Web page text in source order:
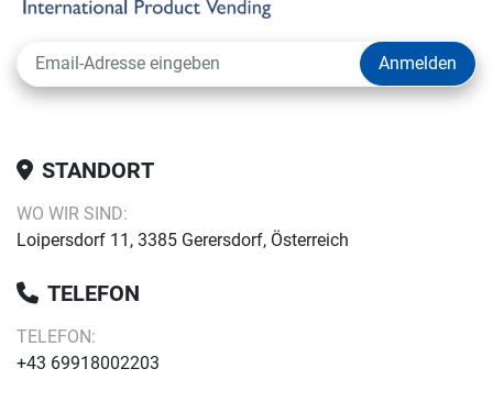
Anmelden
STANDORT
WO WIR SIND:
Loipersdorf 11, 3385 Gerersdorf, Österreich
TELEFON
TELEFON:
+43 69918002203